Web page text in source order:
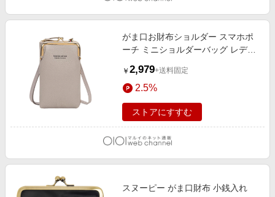
がま口お財布ショルダー スマホポ
ーチ ミニショルダーバッグ レディ
￥ 2,979+送料固定
2.5%
ストアにすすむ
スヌーピー がま口財布 小銭入れ